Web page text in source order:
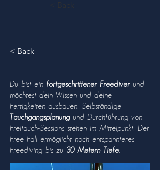
< Back
< Back
Du bist ein fortgeschrittener Freediverund
möchtest dein Wissen und deine
Fertigkeiten ausbauen. Selbständige
Tauchgangsplanungund Durchführung von
Freitauch-Sessions stehen im Mittelpunkt. Der
Free Fall ermöglicht noch entspannteres
Freediving bis zu 30 Metern Tiefe.